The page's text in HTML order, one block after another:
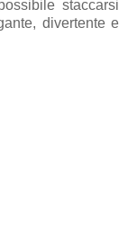
staccarsi
divertente e